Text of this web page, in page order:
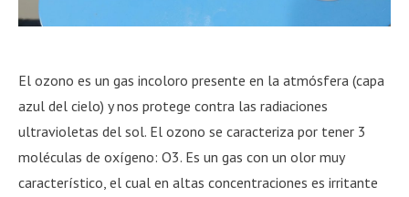
El ozono es un gas incoloro presente en la atmósfera (capa
azul del cielo) y nos protege contra las radiaciones
ultravioletas del sol. El ozono se caracteriza por tener 3
moléculas de oxígeno: O3. Es un gas con un olor muy
característico, el cual en altas concentraciones es irritante